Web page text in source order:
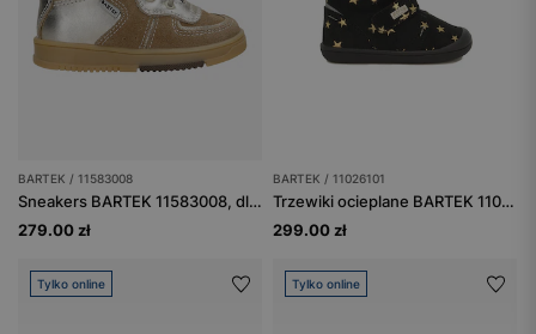
BARTEK / 11583008
Sneakers BARTEK 11583008, dla dziewcząt, beżowo-złoty
279.00 zł
BARTEK / 11026101
Trzewiki ocieplane BARTEK 11026101, czarno-złoty
299.00 zł
Tylko online Tylko online